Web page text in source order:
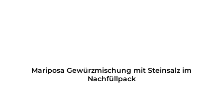
Mariposa Gewürzmischung mit Steinsalz im
Nachfüllpack